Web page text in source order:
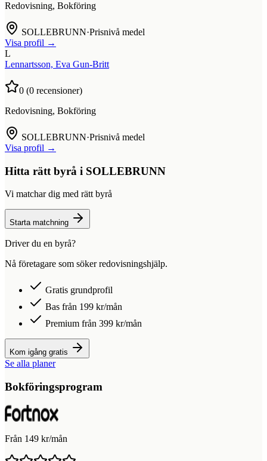
Redovisning, Bokföring
SOLLEBRUNN·Prisnivå medel
Visa profil →
L
Lennartsson, Eva Gun-Britt
0 (0 recensioner)
Redovisning, Bokföring
SOLLEBRUNN·Prisnivå medel
Visa profil →
Hitta rätt byrå i SOLLEBRUNN
Vi matchar dig med rätt byrå
Starta matchning
Driver du en byrå?
Nå företagare som söker redovisningshjälp.
Gratis grundprofil
Bas från 199 kr/mån
Premium från 399 kr/mån
Kom igång gratis
Se alla planer
Bokföringsprogram
Från 149 kr/mån